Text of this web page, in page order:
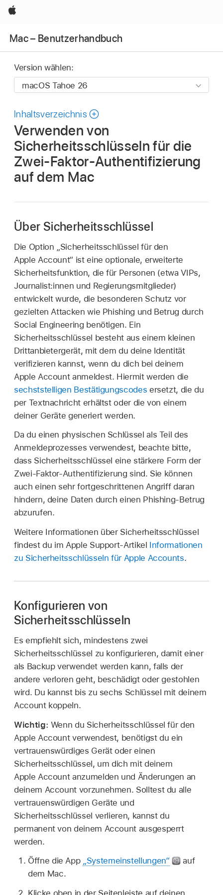
Apple
Mac – Benutzerhandbuch
Version wählen:
Inhaltsverzeichnis
Verwenden von
Sicherheitsschlüsseln für die
Zwei-Faktor-Authentifizierung
auf dem Mac
Über Sicherheitsschlüssel
Die Option „Sicherheitsschlüssel für den
Apple Account“ ist eine optionale, erweiterte
Sicherheitsfunktion, die für Personen (etwa VIPs,
Journalist:innen und Regierungsmitglieder)
entwickelt wurde, die besonderen Schutz vor
gezielten Attacken wie Phishing und Betrug durch
Social Engineering benötigen. Ein
Sicherheitsschlüssel besteht aus einem kleinen
Drittanbietergerät, mit dem du deine Identität
verifizieren kannst, wenn du dich bei deinem
Apple Account anmeldest. Hiermit werden die
sechststelligen Bestätigungscodes ersetzt, die du
per Textnachricht erhältst oder die von einem
deiner Geräte generiert werden.
Da du einen physischen Schlüssel als Teil des
Anmeldeprozesses verwendest, beachte bitte,
dass Sicherheitsschlüssel eine stärkere Form der
Zwei-Faktor-Authentifizierung sind. Sie können
auch einen sehr fortgeschrittenen Angriff daran
hindern, deine Daten durch einen Phishing-Betrug
abzurufen.
Weitere Informationen über Sicherheitsschlüssel
findest du im Apple Support-Artikel Informationen
zu Sicherheitsschlüsseln für Apple Accounts.
Konfigurieren von
Sicherheitsschlüsseln
Es empfiehlt sich, mindestens zwei
Sicherheitsschlüssel zu konfigurieren, damit einer
als Backup verwendet werden kann, falls der
andere verloren geht, beschädigt oder gestohlen
wird. Du kannst bis zu sechs Schlüssel mit deinem
Account koppeln.
Wichtig: Wenn du Sicherheitsschlüssel für den
Apple Account verwendest, benötigst du ein
vertrauenswürdiges Gerät oder einen
Sicherheitsschlüssel, um dich mit deinem
Apple Account anzumelden und Änderungen an
deinem Account vorzunehmen. Solltest du alle
vertrauenswürdigen Geräte und
Sicherheitsschlüssel verlieren, kannst du
permanent von deinem Account ausgesperrt
werden.
Öffne die App „Systemeinstellungen“
auf
dem Mac.